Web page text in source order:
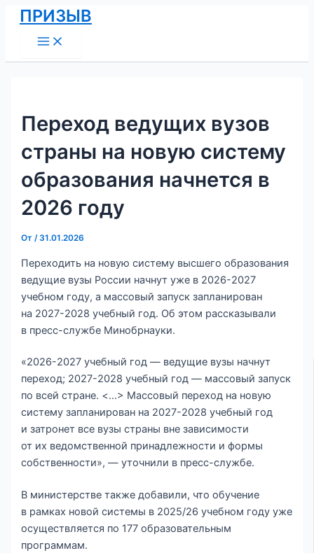
Перейти
содержимому
ПРИЗЫВ
Menu
Переход ведущих вузов
страны на новую систему
образования начнется в
2026 году
От/31.01.2026
Переходить на новую систему высшего образования
ведущие вузы России начнут уже в 2026-2027
учебном году, а массовый запуск запланирован
на 2027-2028 учебный год. Об этом рассказывали
в пресс-службе Минобрнауки.
«2026-2027 учебный год — ведущие вузы начнут
переход; 2027-2028 учебный год — массовый запуск
по всей стране. <…> Массовый переход на новую
систему запланирован на 2027-2028 учебный год
и затронет все вузы страны вне зависимости
от их ведомственной принадлежности и формы
собственности», — уточнили в пресс-службе.
В министерстве также добавили, что обучение
в рамках новой системы в 2025/26 учебном году уже
осуществляется по 177 образовательным
программам.
Навигация
по
записям